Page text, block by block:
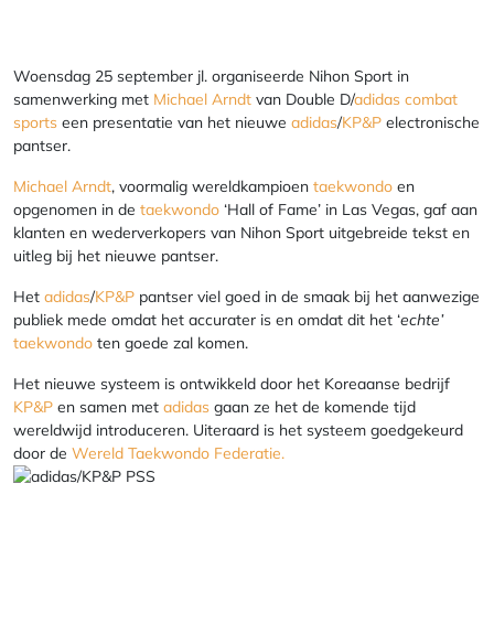
Woensdag 25 september jl. organiseerde Nihon Sport in
samenwerking met Michael Arndt van Double D/adidas combat
sports een presentatie van het nieuwe adidas/KP&P electronische
pantser.
Michael Arndt, voormalig wereldkampioen taekwondo en
opgenomen in de taekwondo ‘Hall of Fame’ in Las Vegas, gaf aan
klanten en wederverkopers van Nihon Sport uitgebreide tekst en
uitleg bij het nieuwe pantser.
Het adidas/KP&P pantser viel goed in de smaak bij het aanwezige
publiek mede omdat het accurater is en omdat dit het ‘echte’
taekwondo ten goede zal komen.
Het nieuwe systeem is ontwikkeld door het Koreaanse bedrijf
KP&P en samen met adidas gaan ze het de komende tijd
wereldwijd introduceren. Uiteraard is het systeem goedgekeurd
door de Wereld Taekwondo Federatie.